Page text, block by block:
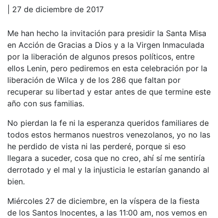
| 27 de diciembre de 2017
Me han hecho la invitación para presidir la Santa Misa
en Acción de Gracias a Dios y a la Virgen Inmaculada
por la liberación de algunos presos políticos, entre
ellos Lenin, pero pediremos en esta celebración por la
liberación de Wilca y de los 286 que faltan por
recuperar su libertad y estar antes de que termine este
año con sus familias.
No pierdan la fe ni la esperanza queridos familiares de
todos estos hermanos nuestros venezolanos, yo no las
he perdido de vista ni las perderé, porque si eso
llegara a suceder, cosa que no creo, ahí sí me sentiría
derrotado y el mal y la injusticia le estarían ganando al
bien.
Miércoles 27 de diciembre, en la víspera de la fiesta
de los Santos Inocentes, a las 11:00 am, nos vemos en